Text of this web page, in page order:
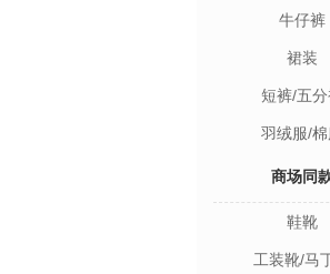
牛仔裤
裙装
短裤/五
羽绒服/棉
商场同
鞋靴
工装靴/马